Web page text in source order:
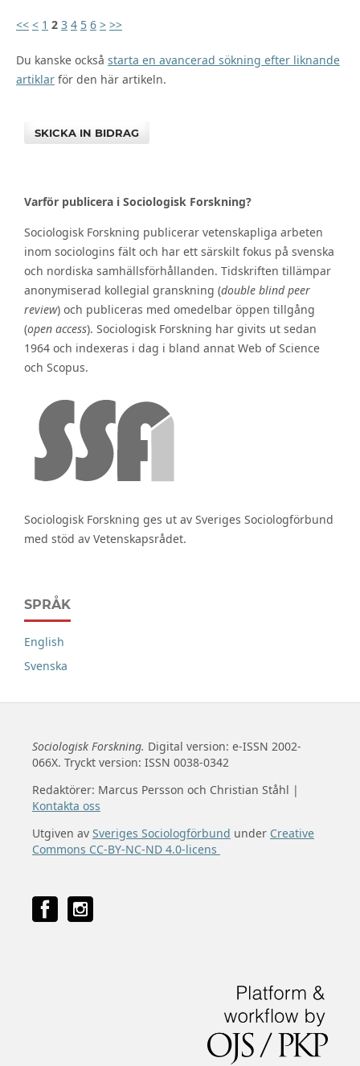
<< < 1 2 3 4 5 6 > >>
Du kanske också starta en avancerad sökning efter liknande
artiklarför den här artikeln.
SKICKA IN BIDRAG
Varför publicera i Sociologisk Forskning?
Sociologisk Forskning publicerar vetenskapliga arbeten
inom sociologins fält och har ett särskilt fokus på svenska
och nordiska samhällsförhållanden. Tidskriften tillämpar
anonymiserad kollegial granskning (double blind peer
review) och publiceras med omedelbar öppen tillgång
(open access). Sociologisk Forskning har givits ut sedan
1964 och indexeras i dag i bland annat Web of Science
och Scopus.
Sociologisk Forskning ges ut av Sveriges Sociologförbund
med stöd av Vetenskapsrådet.
SPRÅK
English
Svenska
Sociologisk Forskning. Digital version: e-ISSN 2002-
066X. Tryckt version: ISSN 0038-0342
Redaktörer: Marcus Persson och Christian Ståhl |
Kontakta oss
Utgiven av Sveriges Sociologförbund under Creative
Commons CC-BY-NC-ND 4.0-licens